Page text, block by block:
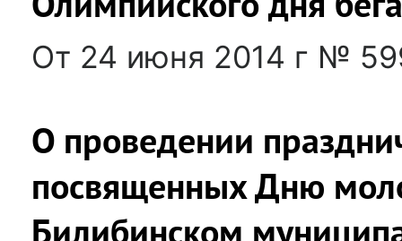
От 24 июня 2014 г №
О проведении
посвященных Дню
Билибинском